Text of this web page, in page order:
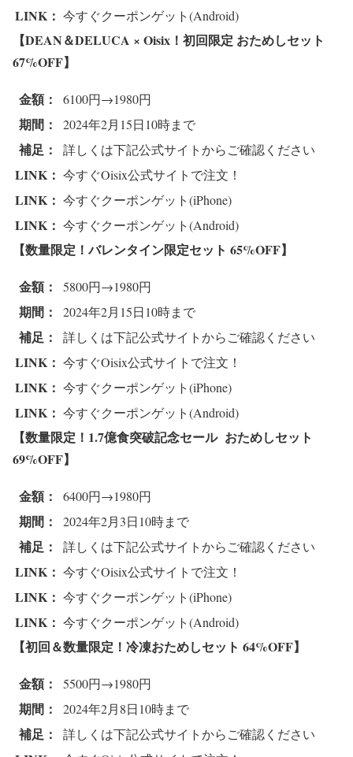
LINK： 今すぐクーポンゲット(Android)
【DEAN＆DELUCA × Oisix！初回限定 おためしセット
67%OFF】
金額： 6100円→1980円
期間： 2024年2月15日10時まで
補足： 詳しくは下記公式サイトからご確認ください
LINK： 今すぐOisix公式サイトで注文！
LINK： 今すぐクーポンゲット(iPhone)
LINK： 今すぐクーポンゲット(Android)
【数量限定！バレンタイン限定セット 65%OFF】
金額： 5800円→1980円
期間： 2024年2月15日10時まで
補足： 詳しくは下記公式サイトからご確認ください
LINK： 今すぐOisix公式サイトで注文！
LINK： 今すぐクーポンゲット(iPhone)
LINK： 今すぐクーポンゲット(Android)
【数量限定！1.7億食突破記念セール おためしセット
69%OFF】
金額： 6400円→1980円
期間： 2024年2月3日10時まで
補足： 詳しくは下記公式サイトからご確認ください
LINK： 今すぐOisix公式サイトで注文！
LINK： 今すぐクーポンゲット(iPhone)
LINK： 今すぐクーポンゲット(Android)
【初回＆数量限定！冷凍おためしセット 64%OFF】
金額： 5500円→1980円
期間： 2024年2月8日10時まで
補足： 詳しくは下記公式サイトからご確認ください